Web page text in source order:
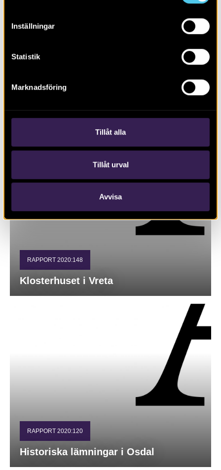
Inställningar
Statistik
Marknadsföring
Tillåt alla
Tillåt urval
Avvisa
Krokeks kyrka, Kolmården
RAPPORT 2020:148
Klosterhuset i Vreta
RAPPORT 2020:120
Historiska lämningar i Osdal